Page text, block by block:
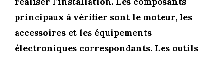
principaux à vérifier sont le moteur, les
accessoires et les équipements
électroniques correspondants. Les outils